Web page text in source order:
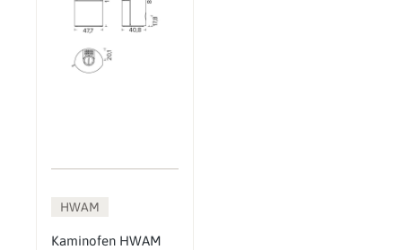
HWAM
Kaminofen HWAM